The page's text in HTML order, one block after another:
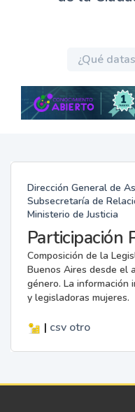
Dirección General de
Subsecretaría de
Ministerio de Justicia
Composición de la
Buenos Aires desde el
género. La información
y legisladoras mujeres.
| csv otro